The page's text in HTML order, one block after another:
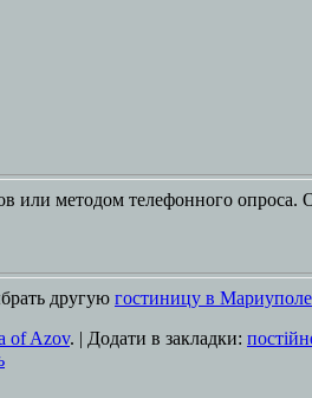
или методом телефонного опроса.
другую гостиницу в Мариуполе
of Azov. | Додати в закладки: